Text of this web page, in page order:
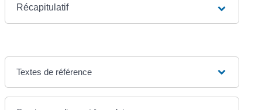
Récapitulatif
Textes de référence